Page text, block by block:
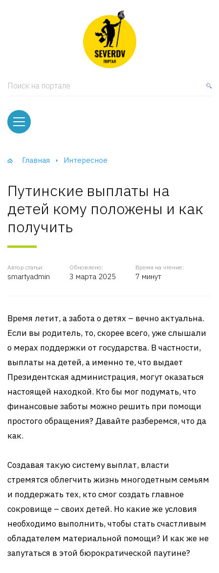
Поиск на портале
Главная Интересное
Путинские выплаты на
детей кому положены и как
получить
Автор статьи:
smartyadmin
Обновлено:
3 марта 2025
Время на чтение:
7 минут
Время летит, а забота о детях – вечно актуальна.
Если вы родитель, то, скорее всего, уже слышали
о мерах поддержки от государства. В частности,
выплаты на детей, а именно те, что выдает
Президентская администрация, могут оказаться
настоящей находкой. Кто бы мог подумать, что
финансовые заботы можно решить при помощи
простого обращения? Давайте разберемся, что да
как.
Создавая такую систему выплат, власти
стремятся облегчить жизнь многодетным семьям
и поддержать тех, кто смог создать главное
сокровище – своих детей. Но какие же условия
необходимо выполнить, чтобы стать счастливым
обладателем материальной помощи? И как же не
запутаться в этой бюрократической паутине?
и тумбы